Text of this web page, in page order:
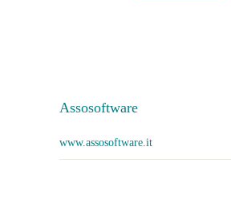
Assosoftware
www.assosoftware.it